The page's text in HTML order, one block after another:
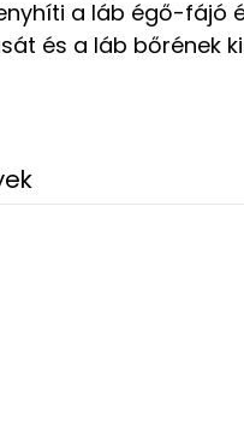
a láb égő-fájó
és a láb bőrének